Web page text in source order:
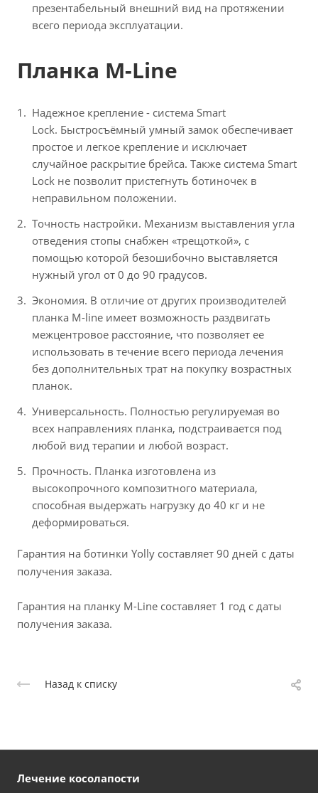
презентабельный внешний вид на протяжении
всего периода эксплуатации.
Планка M-Line
Надежное крепление - система Smart
Lock. Быстросъёмный умный замок обеспечивает
простое и легкое крепление и исключает
случайное раскрытие брейса. Также система Smart
Lock не позволит пристегнуть ботиночек в
неправильном положении.
Точность настройки. Механизм выставления угла
отведения стопы снабжен «трещоткой», с
помощью которой безошибочно выставляется
нужный угол от 0 до 90 градусов.
Экономия. В отличие от других производителей
планка M-line имеет возможность раздвигать
межцентровое расстояние, что позволяет ее
использовать в течение всего периода лечения
без дополнительных трат на покупку возрастных
планок.
Универсальность. Полностью регулируемая во
всех направлениях планка, подстраивается под
любой вид терапии и любой возраст.
Прочность. Планка изготовлена из
высокопрочного композитного материала,
способная выдержать нагрузку до 40 кг и не
деформироваться.
Гарантия на ботинки Yolly составляет 90 дней с даты
получения заказа.
Гарантия на планку M-Line составляет 1 год с даты
получения заказа.
Назад к списку
Лечение косолапости